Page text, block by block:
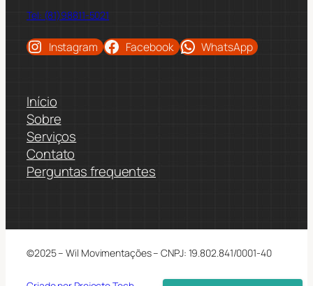
Tel: (81)98811-5021
Instagram Facebook WhatsApp
Início
Sobre
Serviços
Contato
Perguntas frequentes
©2025 – Wil Movimentações – CNPJ: 19.802.841/0001-40